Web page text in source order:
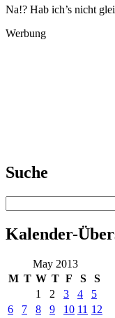
Na!? Hab ich’s nicht
Werbung
Suche
Kalender-
May 2013
M T W T F S
S
1
2 3 4
5
6
7 8 9 10 11 12